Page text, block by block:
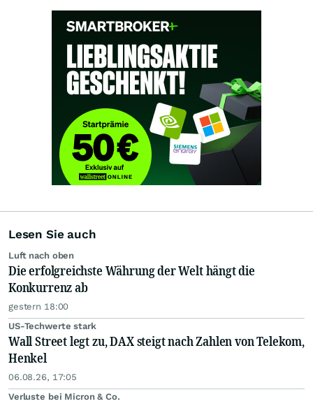
Lesen Sie auch
Luft nach oben
Die erfolgreichste Währung der Welt hängt die
Konkurrenz ab
gestern 18:00
US-Techwerte stark
Wall Street legt zu, DAX steigt nach Zahlen von Telekom,
Henkel
06.08.26, 17:05
Verluste bei Micron & Co.